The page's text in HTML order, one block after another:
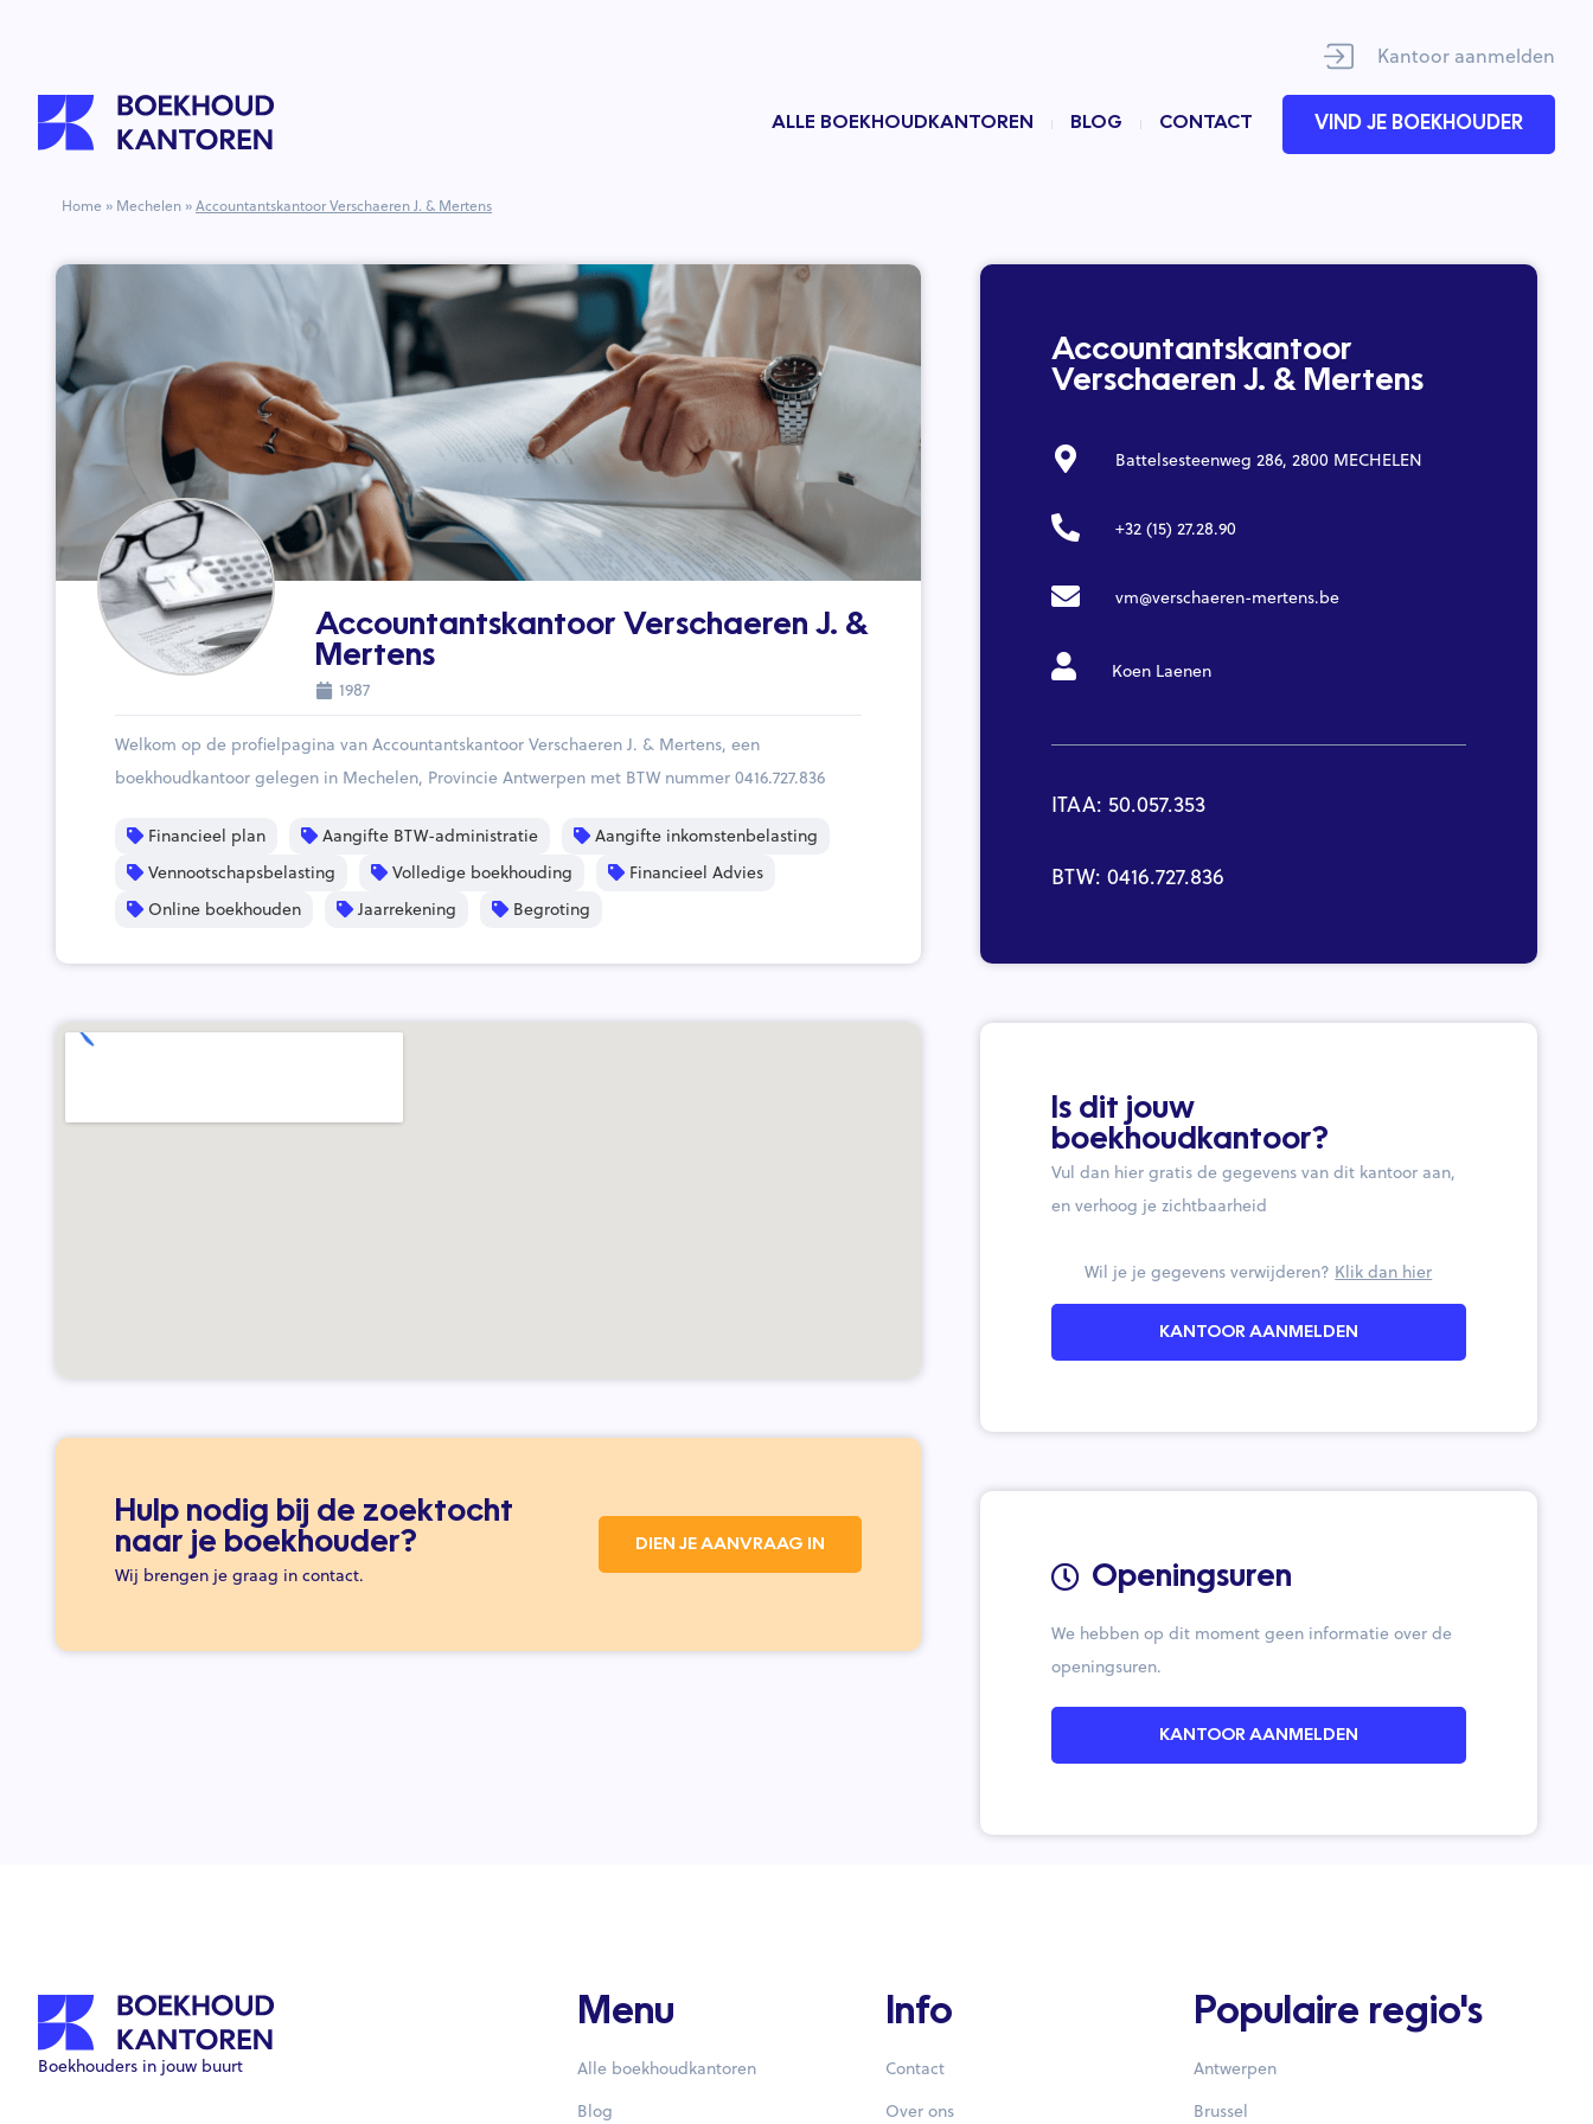
Kantoor aanmelden
ALLE BOEKHOUDKANTOREN BLOG CONTACT VIND JE BOEKHOUDER
Home » Mechelen »Accountantskantoor Verschaeren J. & Mertens
Accountantskantoor Verschaeren J. &
Mertens
1987
Welkom op de profielpagina van Accountantskantoor Verschaeren J. & Mertens, een
boekhoudkantoor gelegen in Mechelen, Provincie Antwerpen met BTW nummer 0416.727.836
Financieel plan Aangifte BTW-administratie
Aangifte inkomstenbelasting
Vennootschapsbelasting
Volledige boekhouding
Financieel Advies
Online boekhouden
Jaarrekening Begroting
Accountantskantoor
Verschaeren J. & Mertens
Battelsesteenweg 286, 2800 MECHELEN
+32 (15) 27.28.90
vm@verschaeren-mertens.be
Koen Laenen
ITAA: 50.057.353
BTW: 0416.727.836
Hulp nodig bij de zoektocht
naar je boekhouder?
Wij brengen je graag in contact.
DIEN JE AANVRAAG IN
Is dit jouw
boekhoudkantoor?
Vul dan hier gratis de gegevens van dit kantoor aan,
en verhoog je zichtbaarheid
Wil je je gegevens verwijderen? Klik dan hier
KANTOOR AANMELDEN
Openingsuren
We hebben op dit moment geen informatie over de
openingsuren.
KANTOOR AANMELDEN
Boekhouders in jouw buurt
Menu
Alle boekhoudkantoren
Blog
Info
Contact
Over ons
Populaire regio's
Antwerpen
Brussel